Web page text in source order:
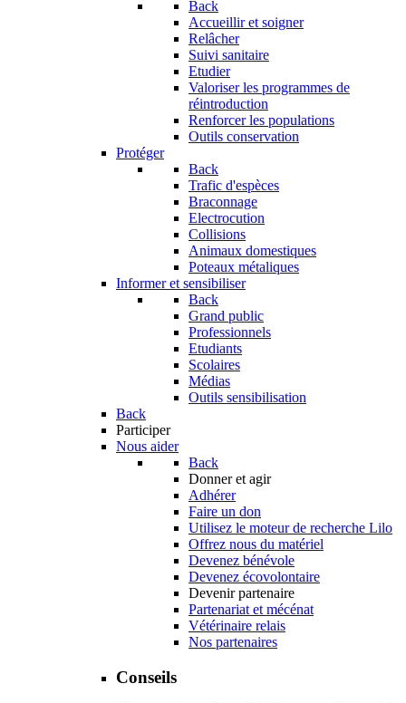
Back
Accueillir et soigner
Relâcher
Suivi sanitaire
Etudier
Valoriser les programmes de
réintroduction
Renforcer les populations
Outils conservation
Protéger
Back
Trafic d'espèces
Braconnage
Electrocution
Collisions
Animaux domestiques
Poteaux métaliques
Informer et sensibiliser
Back
Grand public
Professionnels
Etudiants
Scolaires
Médias
Outils sensibilisation
Back
Participer
Nous aider
Back
Donner et agir
Adhérer
Faire un don
Utilisez le moteur de recherche Lilo
Offrez nous du matériel
Devenez bénévole
Devenez écovolontaire
Devenir partenaire
Partenariat et mécénat
Vétérinaire relais
Nos partenaires
Conseils